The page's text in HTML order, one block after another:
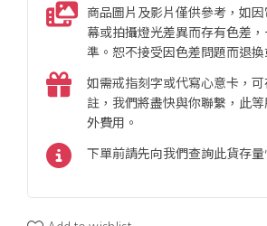
商品圖片及影片僅供參考，如
幕或拍攝燈光差異而存有色差
準。恕不接受因色差問題而退換
如需戒指刻字或代寫心意卡，
註，我們將盡快與你聯繫，此
外費用。
下單前請先向我們查詢此貨存量